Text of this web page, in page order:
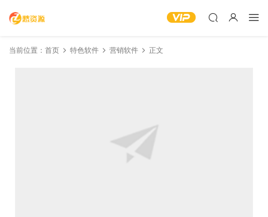
当前位置： 首页 特色软件 营销软件 正文